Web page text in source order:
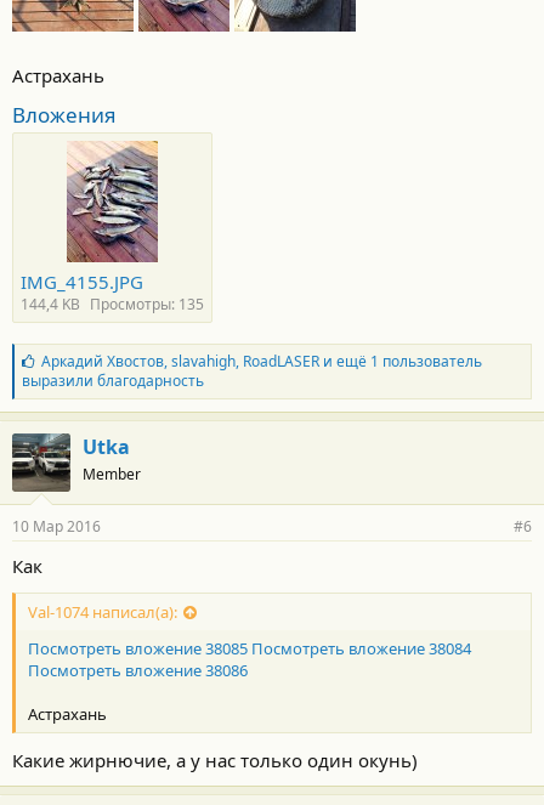
Астрахань
Вложения
IMG_4155.JPG
144,4 KB Просмотры: 135
Б
л
а
г
о
д
а
р
о
т
и
:
Аркадий Хвостов,slavahigh, RoadLASERи ещё 1 пользователь
выразили благодарность
Utka
Member
10 Мар 2016 #6
Как
Val-1074 написал(а):
Посмотреть вложение 38085 Посмотреть вложение 38084
Посмотреть вложение 38086
Астрахань
Какие жирнючие, а у нас только один окунь)